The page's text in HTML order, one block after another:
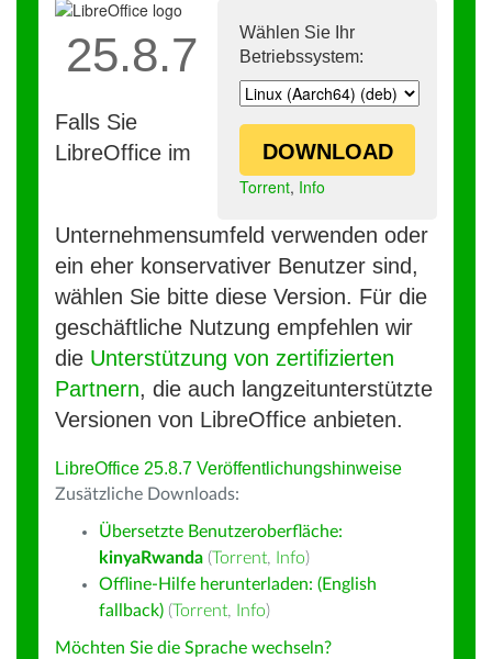
Wählen Sie Ihr
Betriebssystem:
DOWNLOAD
Torrent, Info
25.8.7
Falls Sie
LibreOffice im
Unternehmensumfeld verwenden oder
ein eher konservativer Benutzer sind,
wählen Sie bitte diese Version. Für die
geschäftliche Nutzung empfehlen wir
die Unterstützung von zertifizierten
Partnern, die auch langzeitunterstützte
Versionen von LibreOffice anbieten.
LibreOffice 25.8.7 Veröffentlichungshinweise
Zusätzliche Downloads:
Übersetzte Benutzeroberfläche:
kinyaRwanda (Torrent, Info)
Offline-Hilfe herunterladen: (English
fallback) (Torrent, Info)
Möchten Sie die Sprache wechseln?